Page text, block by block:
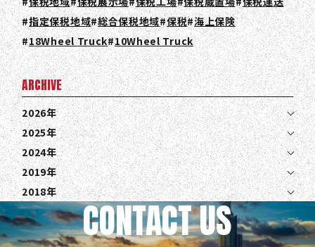
RECRUIT
COLUMN
NEWS
CONTACT
EN JA TH
指定保税地域 総合保税地域 保税 海上保険
18Wheel Truck 10Wheel Truck
ARCHIVE
2026年
2025年
2024年
2019年
2018年
CONTACT US